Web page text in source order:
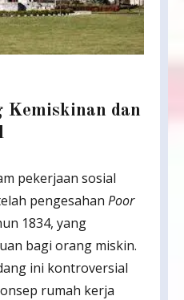
Kemiskinan dan
pekerjaan sosial
pengesahan Poor
1834, yang
bagi orang miskin.
ini kontroversial
rumah kerja